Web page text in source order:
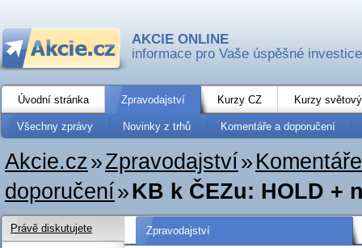
AKCIE ONLINE
informace pro Vaše úspěšné investice
Úvodní stránka Zpravodajství Kurzy CZ Kurzy
Všechny zprávy Novinky z trhů Komentáře a doporučení
Akcie.cz»Zpravodajství»
doporučení»KB k ČEZu: HOLD +
Zpravodajství
Právě diskutujete